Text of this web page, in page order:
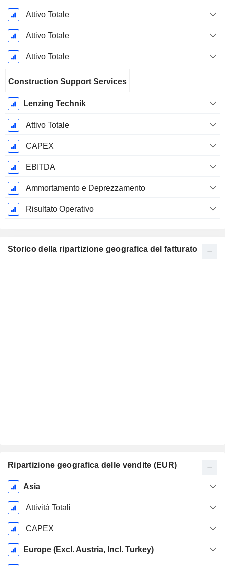
Attivo Totale
Attivo Totale
Attivo Totale
Construction Support Services
Lenzing Technik
Attivo Totale
CAPEX
EBITDA
Ammortamento e Deprezzamento
Risultato Operativo
Storico della ripartizione geografica del fatturato
Ripartizione geografica delle vendite (EUR)
Periodo
Fiscale:
Dicembre
Asia
Attività Totali
CAPEX
Europe (Excl. Austria, Incl. Turkey)